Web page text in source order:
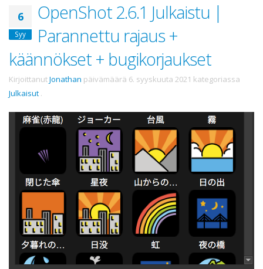
6
Syy
OpenShot 2.6.1 Julkaistu |
Parannettu rajaus +
käännökset + bugikorjaukset
KirjoittanutJonathan päivämäärä 6. syyskuuta 2021 kategoriassa
Julkaisut .